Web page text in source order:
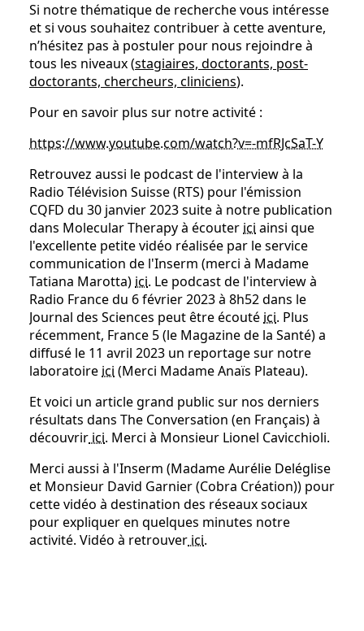
Si notre thématique de recherche vous intéresse
et si vous souhaitez contribuer à cette aventure,
n’hésitez pas à postuler pour nous rejoindre à
tous les niveaux (stagiaires, doctorants, post-
doctorants, chercheurs, cliniciens).
Pour en savoir plus sur notre activité :
https://www.youtube.com/watch?v=-mfRJcSaT-Y
Retrouvez aussi le podcast de l'interview à la
Radio Télévision Suisse (RTS) pour l'émission
CQFD du 30 janvier 2023 suite à notre publication
dans Molecular Therapy à écouter ici ainsi que
l'excellente petite vidéo réalisée par le service
communication de l'Inserm (merci à Madame
Tatiana Marotta) ici. Le podcast de l'interview à
Radio France du 6 février 2023 à 8h52 dans le
Journal des Sciences peut être écouté ici. Plus
récemment, France 5 (le Magazine de la Santé) a
diffusé le 11 avril 2023 un reportage sur notre
laboratoire ici (Merci Madame Anaïs Plateau).
Et voici un article grand public sur nos derniers
résultats dans The Conversation (en Français) à
découvrir ici. Merci à Monsieur Lionel Cavicchioli.
Merci aussi à l'Inserm (Madame Aurélie Deléglise
et Monsieur David Garnier (Cobra Création)) pour
cette vidéo à destination des réseaux sociaux
pour expliquer en quelques minutes notre
activité. Vidéo à retrouver ici.